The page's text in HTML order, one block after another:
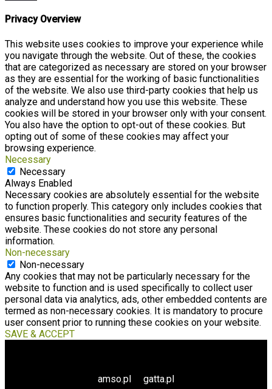
Privacy Overview
This website uses cookies to improve your experience while
you navigate through the website. Out of these, the cookies
that are categorized as necessary are stored on your browser
as they are essential for the working of basic functionalities
of the website. We also use third-party cookies that help us
analyze and understand how you use this website. These
cookies will be stored in your browser only with your consent.
You also have the option to opt-out of these cookies. But
opting out of some of these cookies may affect your
browsing experience.
Necessary
Necessary
Always Enabled
Necessary cookies are absolutely essential for the website
to function properly. This category only includes cookies that
ensures basic functionalities and security features of the
website. These cookies do not store any personal
information.
Non-necessary
Non-necessary
Any cookies that may not be particularly necessary for the
website to function and is used specifically to collect user
personal data via analytics, ads, other embedded contents are
termed as non-necessary cookies. It is mandatory to procure
user consent prior to running these cookies on your website.
SAVE & ACCEPT
amso.pl gatta.pl